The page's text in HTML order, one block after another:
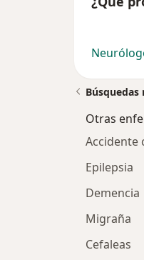
Búsquedas
Otras
Accidente
Epilepsia
Demencia
Migraña
Cefaleas